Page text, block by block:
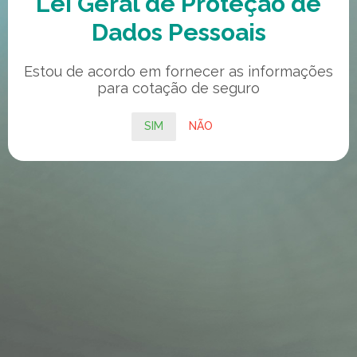
Dados Pessoais
Estou de acordo em fornecer as informações
para cotação de seguro
SIM NÃO